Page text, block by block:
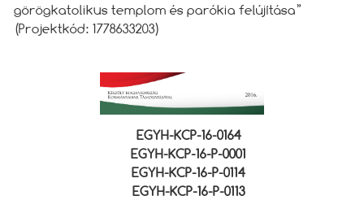
görögkatolikus templom és parókia felújítása”
(Projektkód: 1778633203)
EGYH-KCP-16-0164
EGYH-KCP-16-P-0001
EGYH-KCP-16-P-0114
EGYH-KCP-16-P-0113